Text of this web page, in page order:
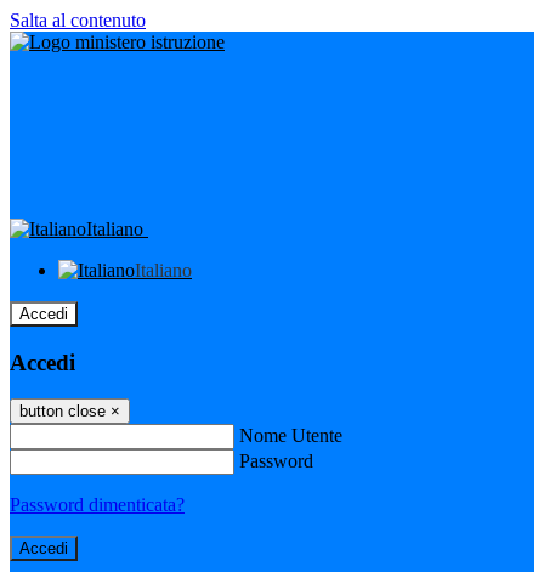
Salta al contenuto
Italiano
Italiano
Accedi
Accedi
button close ×
Nome Utente
Password
Password dimenticata?